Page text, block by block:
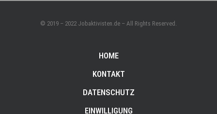
© 2019 – 2022 Jobaktivisten.de – All Rights Reserved.
HOME
KONTAKT
DATENSCHUTZ
EINWILLIGUNG